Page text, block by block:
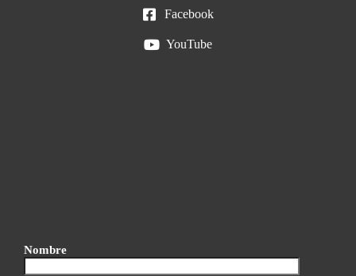
Facebook
YouTube
Nombre